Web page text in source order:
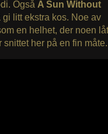
Også A Sun Without
litt ekstra kos. Noe av
en helhet, der noen
her på en fin måte.